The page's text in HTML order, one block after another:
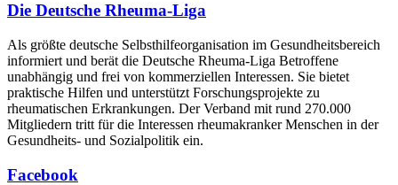
Die Deutsche Rheuma-Liga
Als größte deutsche Selbsthilfe­organisation im Gesundheitsbereich
informiert und berät die Deutsche Rheuma-Liga Betroffene
unabhängig und frei von kommerziellen Interessen. Sie bietet
praktische Hilfen und unterstützt Forschungsprojekte zu
rheumatischen Erkrankungen. Der Verband mit rund 270.000
Mitgliedern tritt für die Interessen rheumakranker Menschen in der
Gesundheits- und Sozialpolitik ein.
Facebook